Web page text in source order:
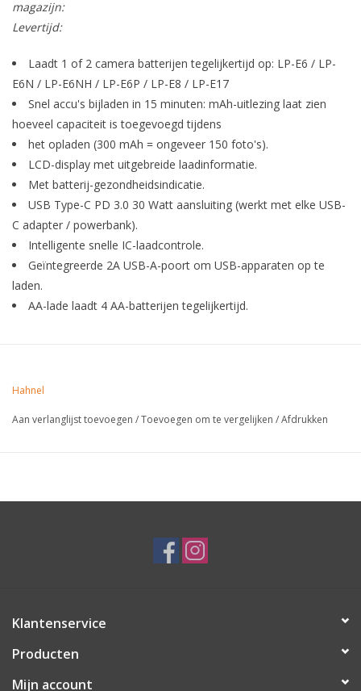
magazijn:
Levertijd:
Laadt 1 of 2 camera batterijen tegelijkertijd op: LP-E6 / LP-
E6N / LP-E6NH / LP-E6P / LP-E8 / LP-E17
Snel accu's bijladen in 15 minuten: mAh-uitlezing laat zien
hoeveel capaciteit is toegevoegd tijdens
het opladen (300 mAh = ongeveer 150 foto's).
LCD-display met uitgebreide laadinformatie.
Met batterij-gezondheidsindicatie.
USB Type-C PD 3.0 30 Watt aansluiting (werkt met elke USB-
C adapter / powerbank).
Intelligente snelle IC-laadcontrole.
Geïntegreerde 2A USB-A-poort om USB-apparaten op te
laden.
AA-lade laadt 4 AA-batterijen tegelijkertijd.
Hahnel
Aan verlanglijst toevoegen /Toevoegen om te vergelijken /Afdrukken
Klantenservice
Producten
Mijn account